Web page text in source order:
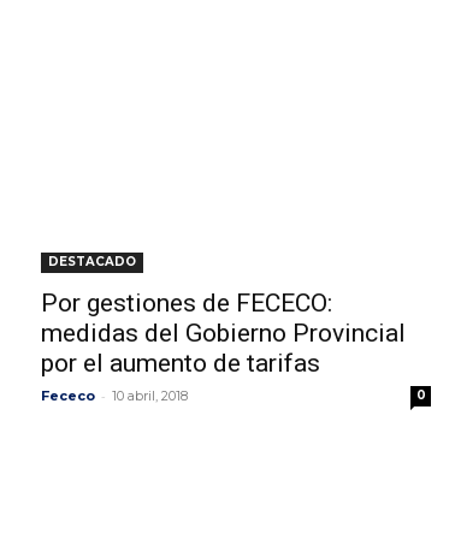
DESTACADO
Por gestiones de FECECO:
medidas del Gobierno Provincial
por el aumento de tarifas
Fececo - 10 abril, 2018 0